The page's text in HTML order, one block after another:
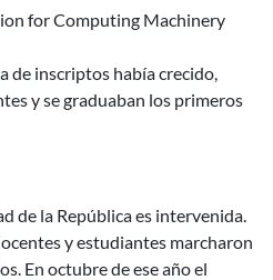
for Computing Machinery
de inscriptos había crecido,
y se graduaban los primeros
de la República es intervenida.
y estudiantes marcharon
En octubre de ese año el